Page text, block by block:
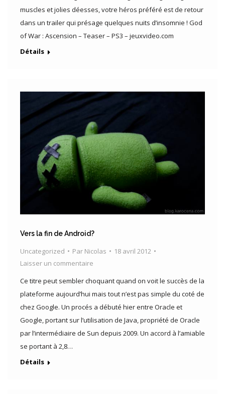
muscles et jolies déesses, votre héros préféré est de retour
dans un trailer qui présage quelques nuits d’insomnie ! God
of War : Ascension – Teaser – PS3 – jeuxvideo.com
Détails
Vers la fin de Android?
Uncategorized Par Nicolas
18 avril 2012
Laisser un commentaire
Ce titre peut sembler choquant quand on voit le succès de la
plateforme aujourd’hui mais tout n’est pas simple du coté de
chez Google. Un procés a débuté hier entre Oracle et
Google, portant sur l’utilisation de Java, propriété de Oracle
par l’intermédiaire de Sun depuis 2009. Un accord à l’amiable
se portant à 2,8…
Détails